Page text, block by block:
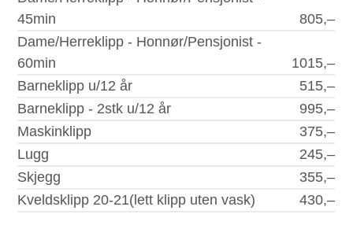
45min
805,–
Dame/Herreklipp - Honnør/Pensjonist -
60min
1015,–
Barneklipp u/12 år
515,–
Barneklipp - 2stk u/12 år
995,–
Maskinklipp
375,–
Lugg
245,–
Skjegg
355,–
Kveldsklipp 20-21(lett klipp uten vask)
430,–